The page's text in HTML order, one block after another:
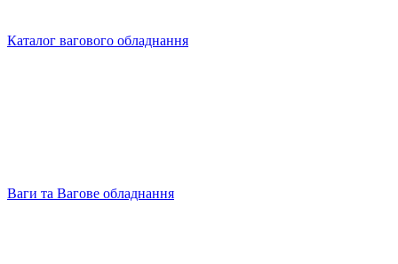
Каталог вагового обладнання
Ваги та Вагове обладнання